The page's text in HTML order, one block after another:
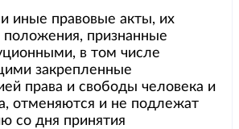
иные правовые акты, их
признанные
в том числе
закрепленные
права и свободы человека и
отменяются и не подлежат
со дня принятия